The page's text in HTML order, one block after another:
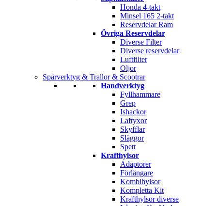
Honda 4-takt
Minsel 165 2-takt
Reservdelar Ram
Övriga Reservdelar
Diverse Filter
Diverse reservdelar
Luftfilter
Oljor
Spårverktyg & Trallor & Scootrar
Handverktyg
Fyllhammare
Grep
Ishackor
Laftyxor
Skyfflar
Släggor
Spett
Krafthylsor
Adaptorer
Förlängare
Kombihylsor
Kompletta Kit
Krafthylsor diverse